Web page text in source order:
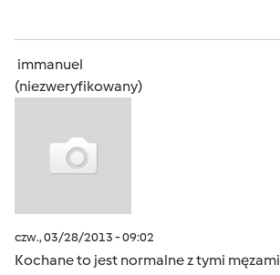
immanuel
(niezweryfikowany)
czw., 03/28/2013 - 09:02
Kochane to jest normalne z tymi męzami